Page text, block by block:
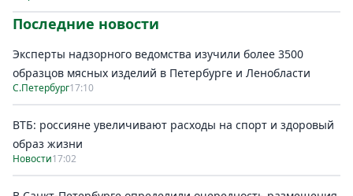
Последние новости
Эксперты надзорного ведомства изучили более 3500
образцов мясных изделий в Петербурге и Ленобласти
С.Петербург17:10
ВТБ: россияне увеличивают расходы на спорт и здоровый
образ жизни
Новости17:02